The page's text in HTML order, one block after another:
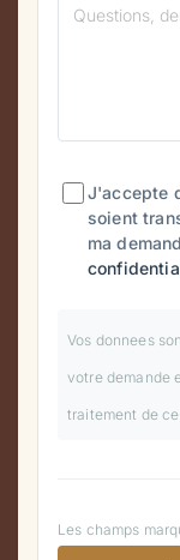
J'accepte
soient
ma
Vos donnees
votre demande
traitement de
Les champs